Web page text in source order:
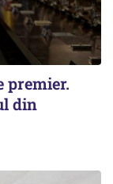
premier.
din